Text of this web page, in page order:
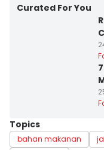
Curated For You
Topics
bahan makanan